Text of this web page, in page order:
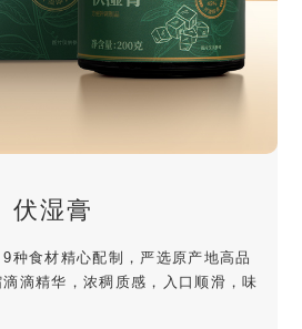
伏湿膏
种食材精心配制，严选原产地高品
滴精华，浓稠质感，入口顺滑，味